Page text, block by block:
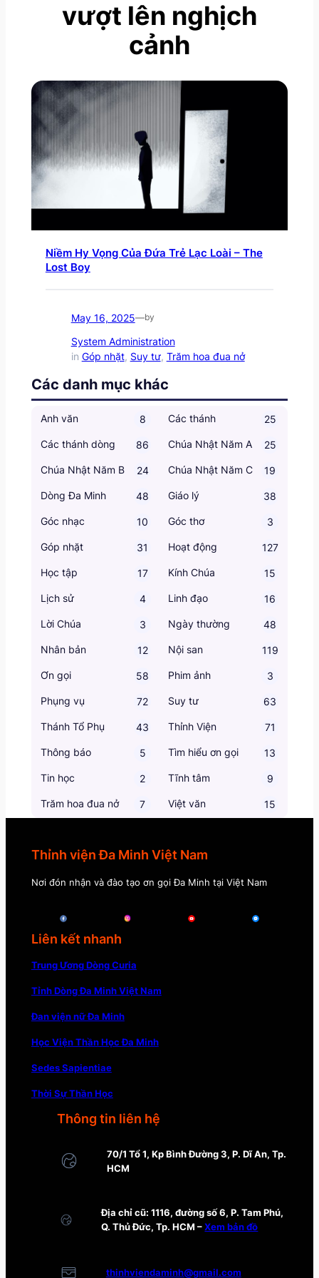
vượt lên nghịch
cảnh
Niềm Hy Vọng Của Đứa Trẻ Lạc Loài – The
Lost Boy
May 16, 2025—by
System Administration
in Góp nhặt, Suy tư, Trăm hoa đua nở
Các danh mục khác
Anh văn 8 Các thánh 25
Các thánh dòng 86 Chúa Nhật Năm A 25
Chúa Nhật Năm B 24 Chúa Nhật Năm C 19
Dòng Đa Minh 48 Giáo lý 38
Góc nhạc 10 Góc thơ 3
Góp nhặt 31 Hoạt động 127
Học tập 17 Kính Chúa 15
Lịch sử 4 Linh đạo 16
Lời Chúa 3 Ngày thường 48
Nhân bản 12 Nội san 119
Ơn gọi 58 Phim ảnh 3
Phụng vụ 72 Suy tư 63
Thánh Tổ Phụ 43 Thỉnh Viện 71
Thông báo 5 Tìm hiểu ơn gọi 13
Tin học 2 Tĩnh tâm 9
Trăm hoa đua nở 7 Việt văn 15
Thỉnh viện Đa Minh Việt Nam
Nơi đón nhận và đào tạo ơn gọi Đa Minh tại Việt Nam
Liên kết nhanh
Trung Ương Dòng Curia
Tỉnh Dòng Đa Minh Việt Nam
Đan viện nữ Đa Minh
Học Viện Thần Học Đa Minh
Sedes Sapientiae
Thời Sự Thần Học
Thông tin liên hệ
70/1 Tổ 1, Kp Bình Đường 3, P. Dĩ An, Tp.
HCM
Địa chỉ cũ: 1116, đường số 6, P. Tam Phú,
Q. Thủ Đức, Tp. HCM –Xem bản đồ
thinhviendaminh@gmail.com